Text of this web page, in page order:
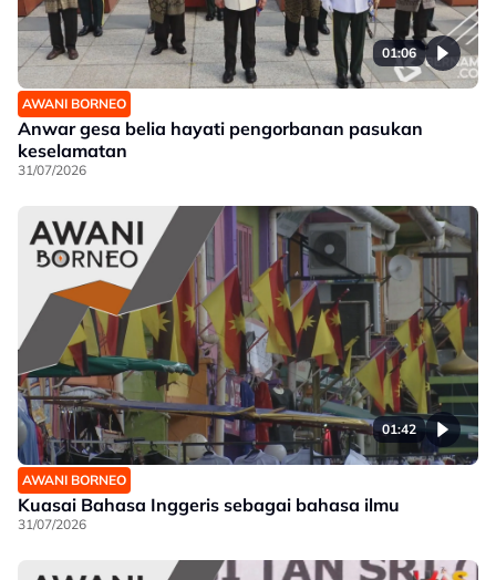
01:06
AWANI BORNEO
Anwar gesa belia hayati pengorbanan pasukan
keselamatan
31/07/2026
01:42
AWANI BORNEO
Kuasai Bahasa Inggeris sebagai bahasa ilmu
31/07/2026